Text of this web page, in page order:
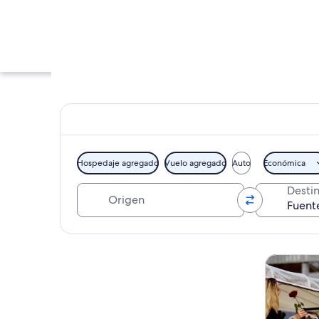
Escena frente al
Hospedaje agregado Vuelo agregado Auto Económica
Tours y